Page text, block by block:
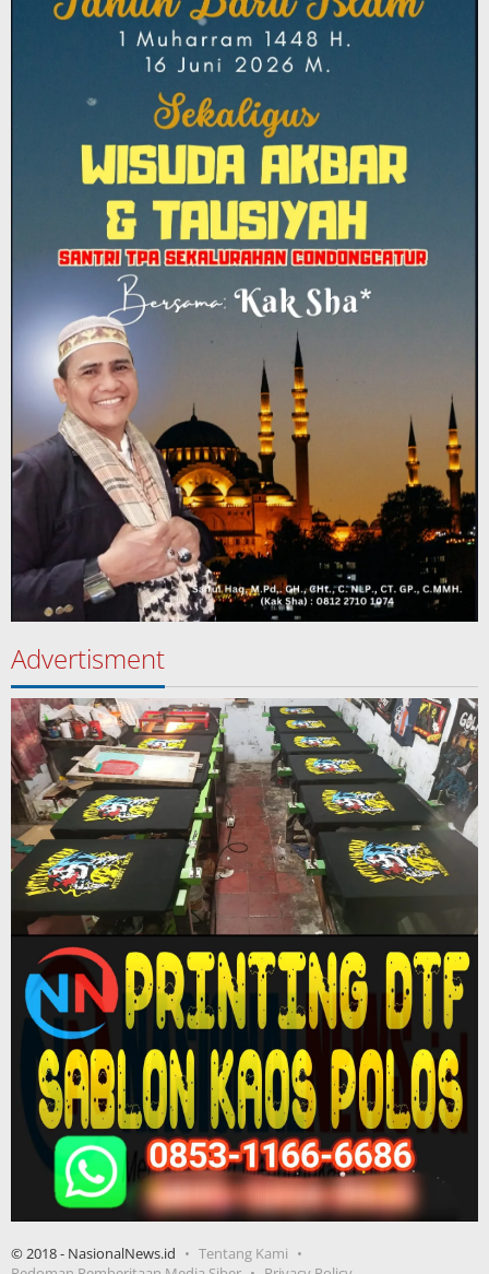
Advertisment
© 2018 - NasionalNews.id
Tentang Kami